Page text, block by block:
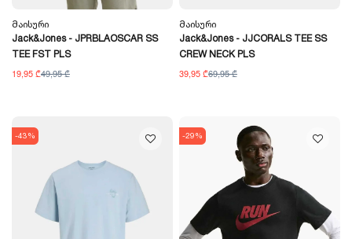
Მაისური
Jack&Jones - JPRBLAOSCAR SS
TEE FST PLS
19,95 ₾49,95 ₾
Მაისური
Jack&Jones - JJCORALS TEE SS
CREW NECK PLS
39,95 ₾69,95 ₾
-43% -29%